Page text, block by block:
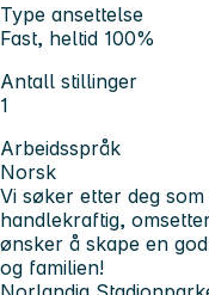
Type ansettelse
Fast, heltid 100%
Antall stillinger
1
Arbeidsspråk
Norsk
Vi søker etter deg
handlekraftig,
ønsker å skape en
og familien!